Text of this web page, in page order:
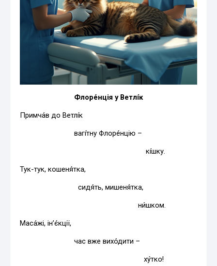
Флоре́нція у Ветлі́к
Примча́в до Ветлі́к
вагі́тну Флоре́нцію –
кі́шку.
Тук-тук, кошеня́тка,
сидя́ть, мишеня́тка,
ни́шком.
Маса́жі, ін’є́кції,
час вже вихо́дити –
ху́тко!